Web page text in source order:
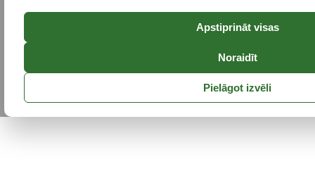
Apstiprināt visas
Noraidīt
Pielāgot izvēli